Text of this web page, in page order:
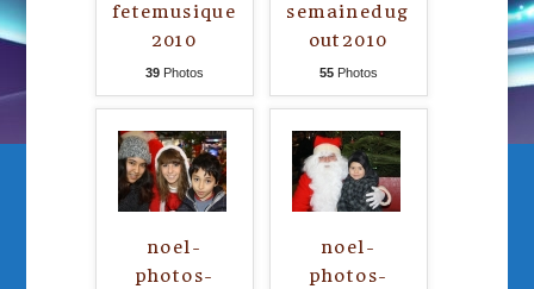
fetemusique
2010
39Photos
semainedug
out2010
55Photos
noel-
photos-
noel-
photos-